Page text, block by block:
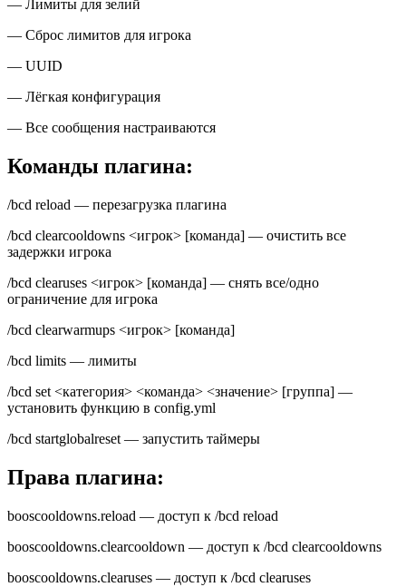
— Лимиты для зелий
— Сброс лимитов для игрока
— UUID
— Лёгкая конфигурация
— Все сообщения настраиваются
Команды плагина:
/bcd reload — перезагрузка плагина
/bcd clearcooldowns <игрок> [команда] — очистить все
задержки игрока
/bcd clearuses <игрок> [команда] — снять все/одно
ограничение для игрока
/bcd clearwarmups <игрок> [команда]
/bcd limits — лимиты
/bcd set <категория> <команда> <значение> [группа] —
установить функцию в config.yml
/bcd startglobalreset — запустить таймеры
Права плагина:
booscooldowns.reload — доступ к /bcd reload
booscooldowns.clearcooldown — доступ к /bcd clearcooldowns
booscooldowns.clearuses — доступ к /bcd clearuses